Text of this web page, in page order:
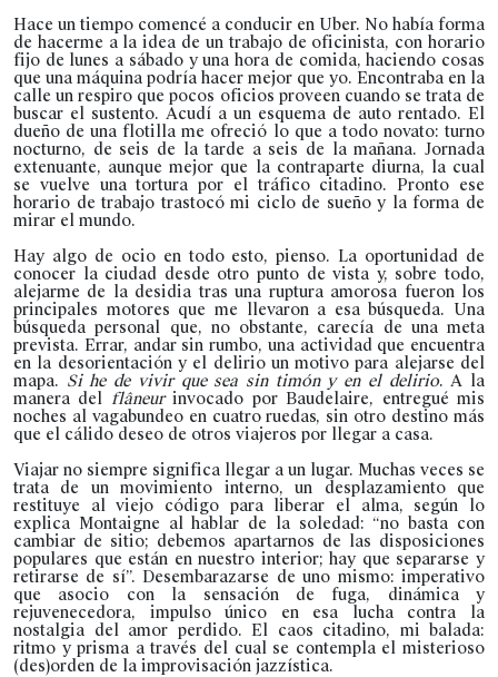
Hace un tiempo comencé a conducir en Uber. No había forma
de hacerme a la idea de un trabajo de oficinista, con horario
fijo de lunes a sábado y una hora de comida, haciendo cosas
que una máquina podría hacer mejor que yo. Encontraba en la
calle un respiro que pocos oficios proveen cuando se trata de
buscar el sustento. Acudí a un esquema de auto rentado. El
dueño de una flotilla me ofreció lo que a todo novato: turno
nocturno, de seis de la tarde a seis de la mañana. Jornada
extenuante, aunque mejor que la contraparte diurna, la cual
se vuelve una tortura por el tráfico citadino. Pronto ese
horario de trabajo trastocó mi ciclo de sueño y la forma de
mirar el mundo.
Hay algo de ocio en todo esto, pienso. La oportunidad de
conocer la ciudad desde otro punto de vista y, sobre todo,
alejarme de la desidia tras una ruptura amorosa fueron los
principales motores que me llevaron a esa búsqueda. Una
búsqueda personal que, no obstante, carecía de una meta
prevista. Errar, andar sin rumbo, una actividad que encuentra
en la desorientación y el delirio un motivo para alejarse del
mapa. Si he de vivir que sea sin timón y en el delirio. A la
manera del flâneurinvocado por Baudelaire, entregué mis
noches al vagabundeo en cuatro ruedas, sin otro destino más
que el cálido deseo de otros viajeros por llegar a casa.
Viajar no siempre significa llegar a un lugar. Muchas veces se
trata de un movimiento interno, un desplazamiento que
restituye al viejo código para liberar el alma, según lo
explica Montaigne al hablar de la soledad: “no basta con
cambiar de sitio; debemos apartarnos de las disposiciones
populares que están en nuestro interior; hay que separarse y
retirarse de sí”. Desembarazarse de uno mismo: imperativo
que asocio con la sensación de fuga, dinámica y
rejuvenecedora, impulso único en esa lucha contra la
nostalgia del amor perdido. El caos citadino, mi balada:
ritmo y prisma a través del cual se contempla el misterioso
(des)orden de la improvisación jazzística.